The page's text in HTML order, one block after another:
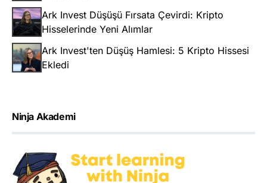
Ark Invest Düşüşü Fırsata Çevirdi: Kripto
Hisselerinde Yeni Alımlar
Ark Invest'ten Düşüş Hamlesi: 5 Kripto Hissesi
Ekledi
Ninja Akademi